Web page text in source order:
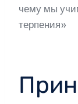
чему мы
терпения»